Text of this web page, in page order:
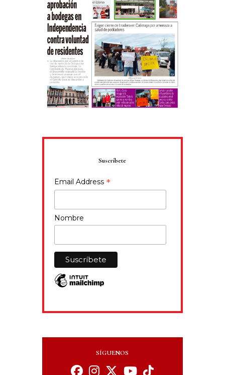
Suscríbete
Email Address *
Nombre
SÍGUENOS